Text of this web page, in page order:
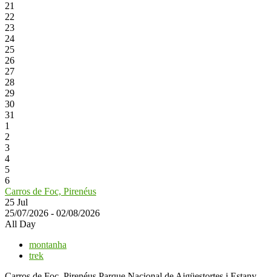
21
22
23
24
25
26
27
28
29
30
31
1
2
3
4
5
6
Carros de Foc, Pirenéus
25 Jul
25/07/2026 - 02/08/2026
All Day
montanha
trek